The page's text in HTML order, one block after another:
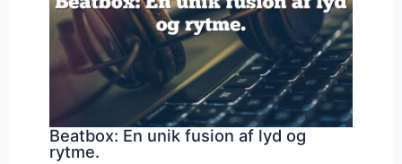
Beatbox: En unik fusion af lyd og
rytme.